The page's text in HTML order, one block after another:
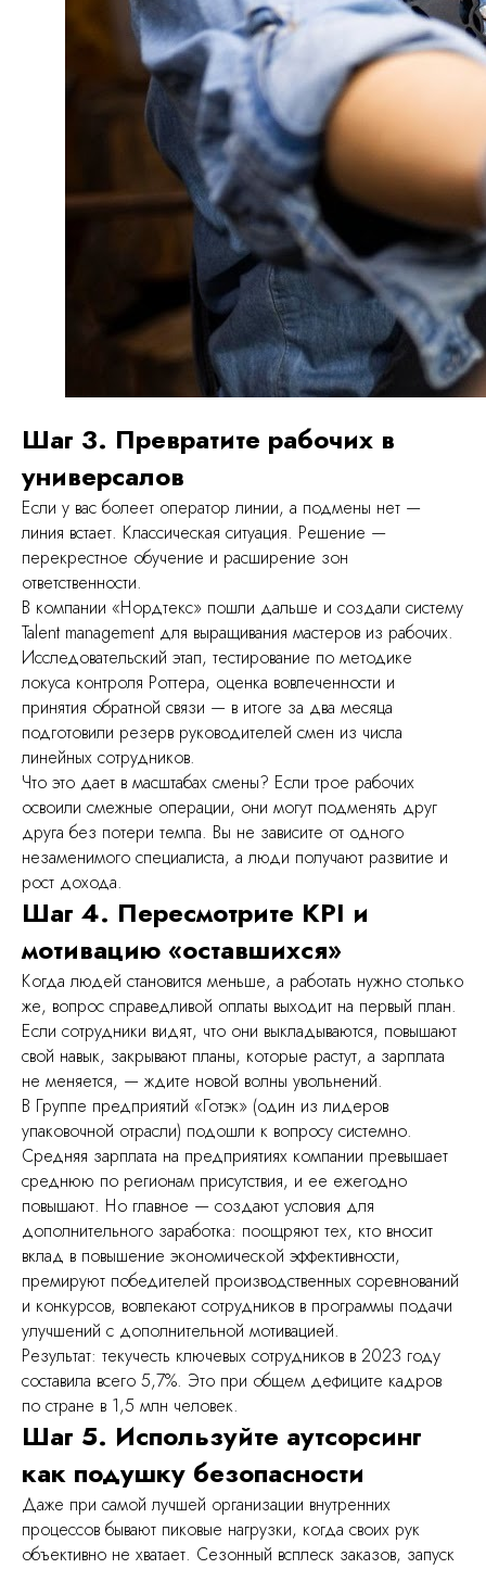
Шаг 3. Превратите рабочих в
универсалов
Если у вас болеет оператор линии, а подмены нет —
линия встает. Классическая ситуация. Решение —
перекрестное обучение и расширение зон
ответственности.
В компании «Нордтекс» пошли дальше и создали систему
Talent management для выращивания мастеров из рабочих.
Исследовательский этап, тестирование по методике
локуса контроля Роттера, оценка вовлеченности и
принятия обратной связи — в итоге за два месяца
подготовили резерв руководителей смен из числа
линейных сотрудников.
Что это дает в масштабах смены? Если трое рабочих
освоили смежные операции, они могут подменять друг
друга без потери темпа. Вы не зависите от одного
незаменимого специалиста, а люди получают развитие и
рост дохода.
Шаг 4. Пересмотрите KPI и
мотивацию «оставшихся»
Когда людей становится меньше, а работать нужно столько
же, вопрос справедливой оплаты выходит на первый план.
Если сотрудники видят, что они выкладываются, повышают
свой навык, закрывают планы, которые растут, а зарплата
не меняется, — ждите новой волны увольнений.
В Группе предприятий «Готэк» (один из лидеров
упаковочной отрасли) подошли к вопросу системно.
Средняя зарплата на предприятиях компании превышает
среднюю по регионам присутствия, и ее ежегодно
повышают. Но главное — создают условия для
дополнительного заработка: поощряют тех, кто вносит
вклад в повышение экономической эффективности,
премируют победителей производственных соревнований
и конкурсов, вовлекают сотрудников в программы подачи
улучшений с дополнительной мотивацией.
Результат: текучесть ключевых сотрудников в 2023 году
составила всего 5,7%. Это при общем дефиците кадров
по стране в 1,5 млн человек.
Шаг 5. Используйте аутсорсинг
как подушку безопасности
Даже при самой лучшей организации внутренних
процессов бывают пиковые нагрузки, когда своих рук
объективно не хватает. Сезонный всплеск заказов, запуск
легко масштабировать под
и низкая текучка
на инфраструктуре